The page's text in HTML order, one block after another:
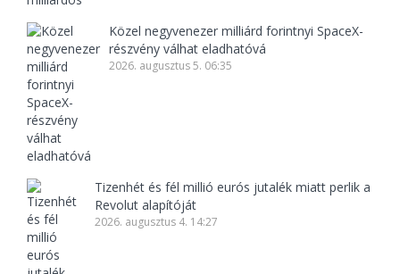
Közel negyvenezer milliárd forintnyi SpaceX-
részvény válhat eladhatóvá
2026. augusztus 5. 06:35
Tizenhét és fél millió eurós jutalék miatt perlik a
Revolut alapítóját
2026. augusztus 4. 14:27